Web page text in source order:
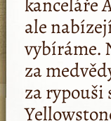
ale
vybíráme.
za
za rypouši